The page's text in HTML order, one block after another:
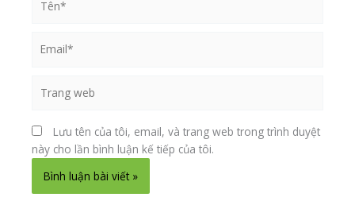
web
Lưu tên của tôi, email, và trang web trong trình duyệt
này cho lần bình luận kế tiếp của tôi.